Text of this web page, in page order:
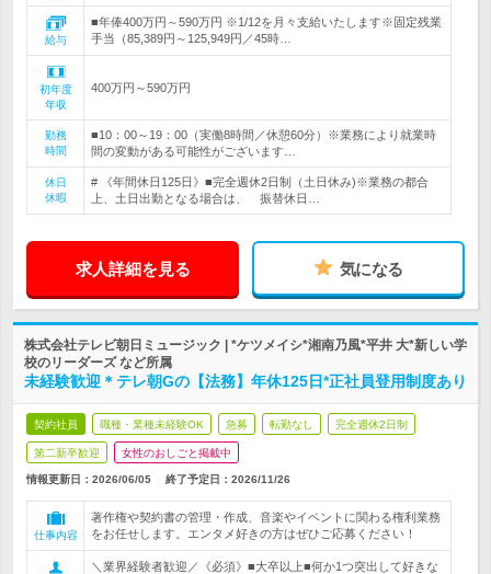
給与
■年俸400万円～590万円 ※1/12を月々支給いたします※固定残業
手当（85,389円～125,949円／45時…
初年度
年収
400万円～590万円
勤務
時間
■10：00～19：00（実働8時間／休憩60分）※業務により就業時
間の変動がある可能性がございます…
休日
休暇
# 《年間休日125日》■完全週休2日制（土日休み)※業務の都合
上、土日出勤となる場合は、 振替休日…
求人詳細を見る 気になる
株式会社テレビ朝日ミュージック | *ケツメイシ*湘南乃風*平井 大*新しい学
校のリーダーズ など所属
未経験歓迎＊テレ朝Gの【法務】年休125日*正社員登用制度あり
契約社員 職種・業種未経験OK 急募 転勤なし 完全週休2日制
第二新卒歓迎 女性のおしごと掲載中
情報更新日：2026/06/05 終了予定日： 2026/11/26
仕事内容
著作権や契約書の管理・作成、音楽やイベントに関わる権利業務
をお任せします。エンタメ好きの方はぜひご応募ください！
＼業界経験者歓迎／《必須》■大卒以上■何か1つ突出して好きな